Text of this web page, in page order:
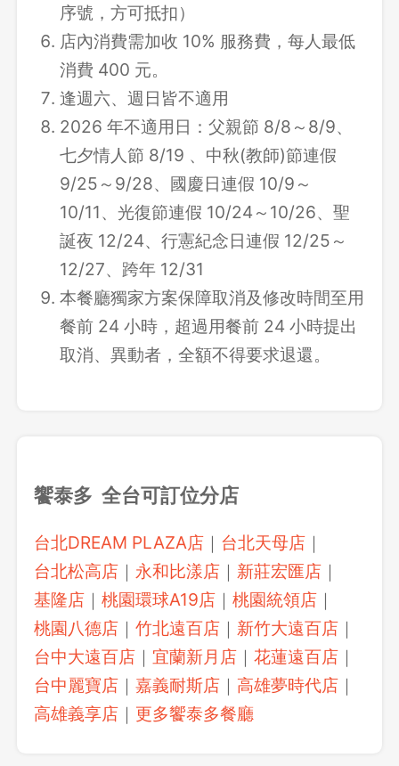
序號，方可抵扣）
店內消費需加收 10% 服務費，每人最低
消費 400 元。
逢週六、週日皆不適用
2026 年不適用日：父親節 8/8～8/9、
七夕情人節 8/19 、中秋(教師)節連假
9/25～9/28、國慶日連假 10/9～
10/11、光復節連假 10/24～10/26、聖
誕夜 12/24、行憲紀念日連假 12/25～
12/27、跨年 12/31
本餐廳獨家方案保障取消及修改時間至用
餐前 24 小時，超過用餐前 24 小時提出
取消、異動者，全額不得要求退還。
饗泰多 全台可訂位分店
台北DREAM PLAZA店 ｜ 台北天母店 ｜
台北松高店 ｜ 永和比漾店 ｜ 新莊宏匯店 ｜
基隆店 ｜桃園環球A19店 ｜桃園統領店 ｜
桃園八德店 ｜竹北遠百店 ｜ 新竹大遠百店 ｜
台中大遠百店 ｜ 宜蘭新月店 ｜花蓮遠百店 ｜
台中麗寶店 ｜嘉義耐斯店 ｜高雄夢時代店 ｜
高雄義享店 ｜ 更多饗泰多餐廳